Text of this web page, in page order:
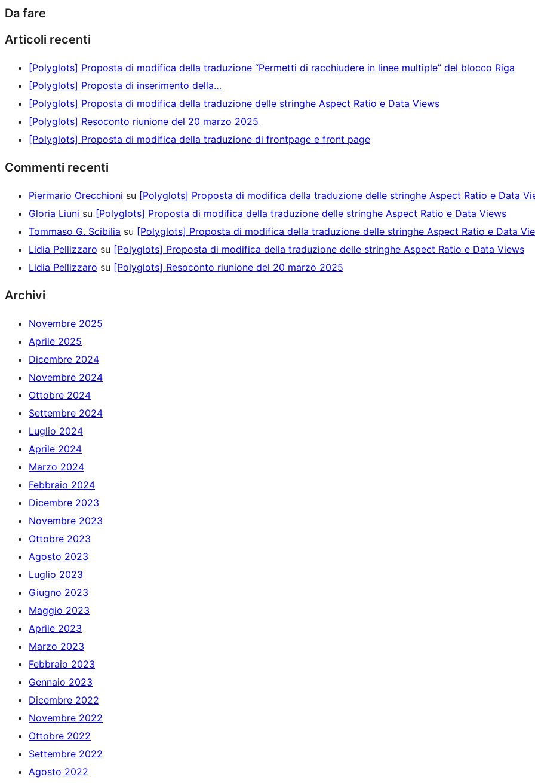
Da fare
Articoli recenti
[Polyglots] Proposta di modifica della traduzione “Permetti di racchiudere in linee multiple” del blocco Riga
[Polyglots] Proposta di inserimento della…
[Polyglots] Proposta di modifica della traduzione delle stringhe Aspect Ratio e Data Views
[Polyglots] Resoconto riunione del 20 marzo 2025
[Polyglots] Proposta di modifica della traduzione di frontpage e front page
Commenti recenti
Piermario Orecchioni su [Polyglots] Proposta di modifica della traduzione delle stringhe Aspect Ratio e Data
Gloria Liuni su [Polyglots] Proposta di modifica della traduzione delle stringhe Aspect Ratio e Data Views
Tommaso G. Scibilia su [Polyglots] Proposta di modifica della traduzione delle stringhe Aspect Ratio e Data
Lidia Pellizzaro su [Polyglots] Proposta di modifica della traduzione delle stringhe Aspect Ratio e Data Views
Lidia Pellizzaro su [Polyglots] Resoconto riunione del 20 marzo 2025
Archivi
Novembre 2025
Aprile 2025
Dicembre 2024
Novembre 2024
Ottobre 2024
Settembre 2024
Luglio 2024
Aprile 2024
Marzo 2024
Febbraio 2024
Dicembre 2023
Novembre 2023
Ottobre 2023
Agosto 2023
Luglio 2023
Giugno 2023
Maggio 2023
Aprile 2023
Marzo 2023
Febbraio 2023
Gennaio 2023
Dicembre 2022
Novembre 2022
Ottobre 2022
Settembre 2022
Agosto 2022